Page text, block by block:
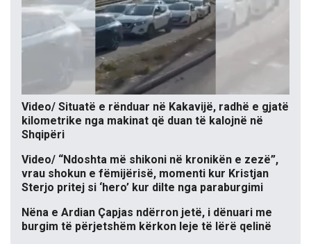
Video/ Situatë e rënduar në Kakavijë, radhë e gjatë
kilometrike nga makinat që duan të kalojnë në
Shqipëri
Video/ “Ndoshta më shikoni në kronikën e zezë”,
vrau shokun e fëmijërisë, momenti kur Kristjan
Sterjo pritej si ‘hero’ kur dilte nga paraburgimi
Nëna e Ardian Çapjas ndërron jetë, i dënuari me
burgim të përjetshëm kërkon leje të lërë qelinë